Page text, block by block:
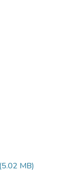
MB)